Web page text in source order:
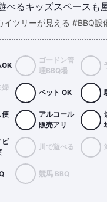
べるキッズスペースも
イツリーが見える #BBQ設
OK
ゴードン管
理BBQ場
婦
ペット OK
便
アルコール
販売アリ
ビ
川で遊べる
競馬 BBQ